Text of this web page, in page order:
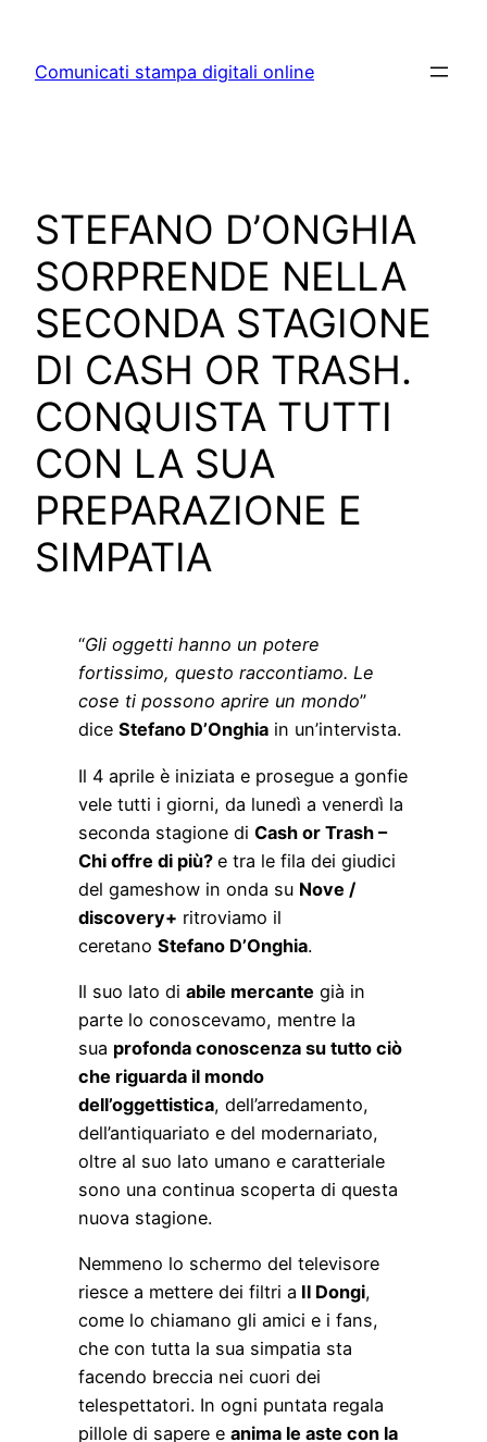
content
Comunicati stampa digitali online
STEFANO D’ONGHIA
SORPRENDE NELLA
SECONDA STAGIONE
DI CASH OR TRASH.
CONQUISTA TUTTI
CON LA SUA
PREPARAZIONE E
SIMPATIA
“Gli oggetti hanno un potere
fortissimo, questo raccontiamo. Le
cose ti possono aprire un mondo”
dice Stefano D’Onghia in un’intervista.
Il 4 aprile è iniziata e prosegue a gonfie
vele tutti i giorni, da lunedì a venerdì la
seconda stagione di Cash or Trash –
Chi offre di più? e tra le fila dei giudici
del gameshow in onda su Nove /
discovery+ ritroviamo il
ceretano Stefano D’Onghia.
Il suo lato di abile mercante già in
parte lo conoscevamo, mentre la
sua profonda conoscenza su tutto ciò
che riguarda il mondo
dell’oggettistica, dell’arredamento,
dell’antiquariato e del modernariato,
oltre al suo lato umano e caratteriale
sono una continua scoperta di questa
nuova stagione.
Nemmeno lo schermo del televisore
riesce a mettere dei filtri a Il Dongi,
come lo chiamano gli amici e i fans,
che con tutta la sua simpatia sta
facendo breccia nei cuori dei
telespettatori. In ogni puntata regala
pillole di sapere e anima le aste con la